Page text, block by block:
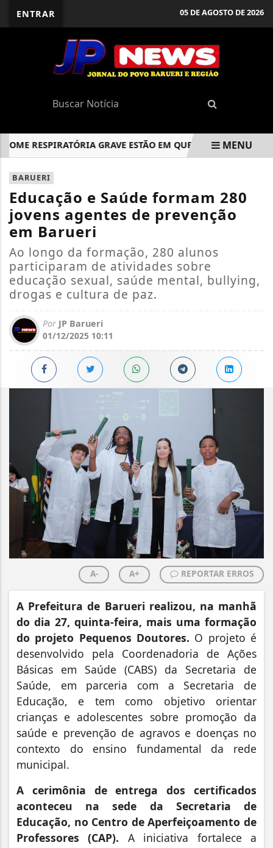
ENTRAR 05 DE AGOSTO DE 2026
RESPIRATÓRIA GRAVE ESTÃO EM QUEDA, DIZ INFOGRIPE
EM ALTA
MENU
BARUERI
Educação e Saúde formam 280
jovens agentes de prevenção
em Barueri
Ao longo da formação, 280 alunos
participaram de atividades sobre
educação sexual, saúde mental, bullying,
drogas e cultura de paz.
Por JP Barueri
01/12/2025 10:11
A- A+ REPORTAR ERROS
A Prefeitura de Barueri realizou, na manhã
do dia 27, quinta-feira, mais uma formação
do projeto Pequenos Doutores. O projeto é
desenvolvido pela Coordenadoria de Ações
Básicas em Saúde (CABS) da Secretaria de
Saúde, em parceria com a Secretaria de
Educação, e tem como objetivo orientar
crianças e adolescentes sobre promoção da
saúde e prevenção de agravos e doenças no
contexto do ensino fundamental da rede
municipal.
A cerimônia de entrega dos certificados
aconteceu na sede da Secretaria de
Educação, no Centro de Aperfeiçoamento de
Professores (CAP). A iniciativa fortalece a